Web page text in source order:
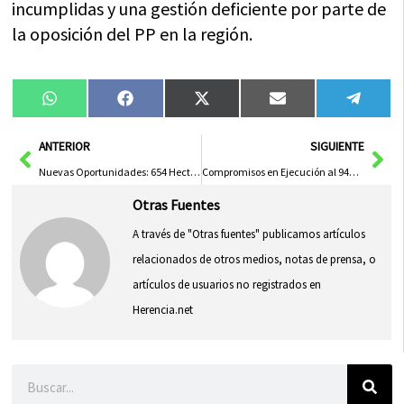
incumplidas y una gestión deficiente por parte de
la oposición del PP en la región.
Compartir
en
WhatsAppCompartir
en
FacebookCompartir
en
X
(Twitter)
Compartir
en
Email
en
AntANTERIOR
Nuevas Oportunidades: 654 Hectáreas en la Margen Derecha del Tajo
SIGUIENTE
Compromisos en Ejecución al 94%: Un Hito de Eficiencia y Progreso
Otras Fuentes
A través de "Otras fuentes" publicamos artículos
relacionados de otros medios, notas de prensa, o
artículos de usuarios no registrados en
Herencia.net